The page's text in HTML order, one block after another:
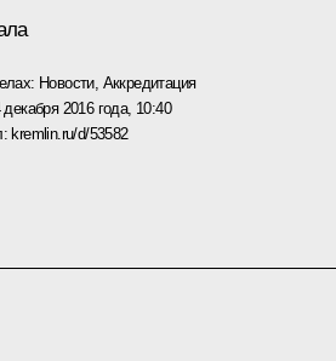
Новости, Аккредитация
декабря 2016 года, 10:40
kremlin.ru/d/53582